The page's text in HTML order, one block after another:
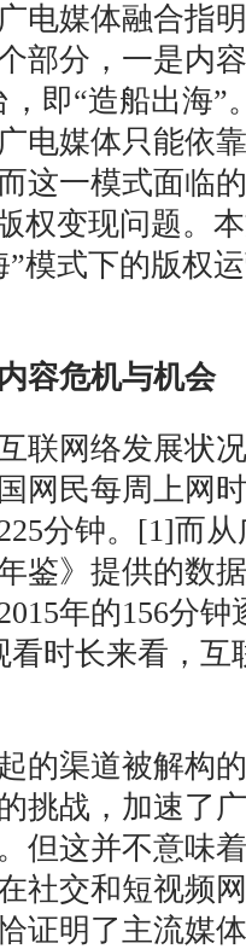
电媒体融合指
部分，一是内
即“造船出海”
电媒体只能依
这一模式面临
权变现问题。
”模式下的版权
危机与机会
网络发展状况
网民每周上网
分钟。[1]而
鉴》提供的数
年的156分钟
看时长来看，
渠道被解构的
挑战，加速了
但这并不意味
社交和短视频
证明了主流媒